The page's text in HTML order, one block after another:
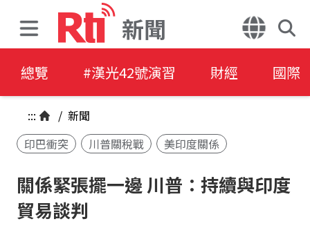
新聞
總覽 #漢光42號演習 財經 國際
::: / 新聞
印巴衝突
川普關稅戰 美印度關係
關係緊張擺一邊 川普：持續與印度
貿易談判